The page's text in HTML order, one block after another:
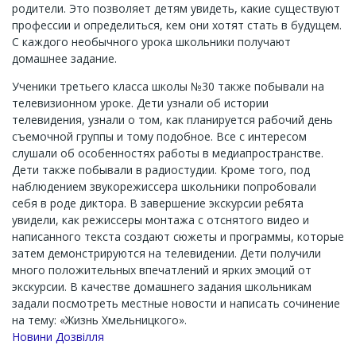
родители. Это позволяет детям увидеть, какие существуют
профессии и определиться, кем они хотят стать в будущем.
С каждого необычного урока школьники получают
домашнее задание.
Ученики третьего класса школы №30 также побывали на
телевизионном уроке. Дети узнали об истории
телевидения, узнали о том, как планируется рабочий день
съемочной группы и тому подобное. Все с интересом
слушали об особенностях работы в медиапространстве.
Дети также побывали в радиостудии. Кроме того, под
наблюдением звукорежиссера школьники попробовали
себя в роде диктора. В завершение экскурсии ребята
увидели, как режиссеры монтажа с отснятого видео и
написанного текста создают сюжеты и программы, которые
затем демонстрируются на телевидении. Дети получили
много положительных впечатлений и ярких эмоций от
экскурсии. В качестве домашнего задания школьникам
задали посмотреть местные новости и написать сочинение
на тему: «Жизнь Хмельницкого».
Новини Дозвілля